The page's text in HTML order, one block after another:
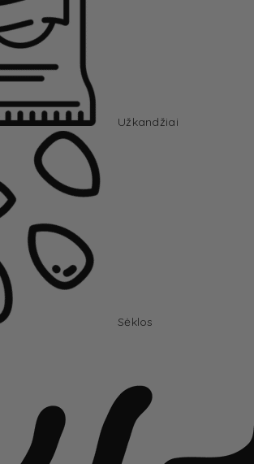
Užkandžiai
Sėklos